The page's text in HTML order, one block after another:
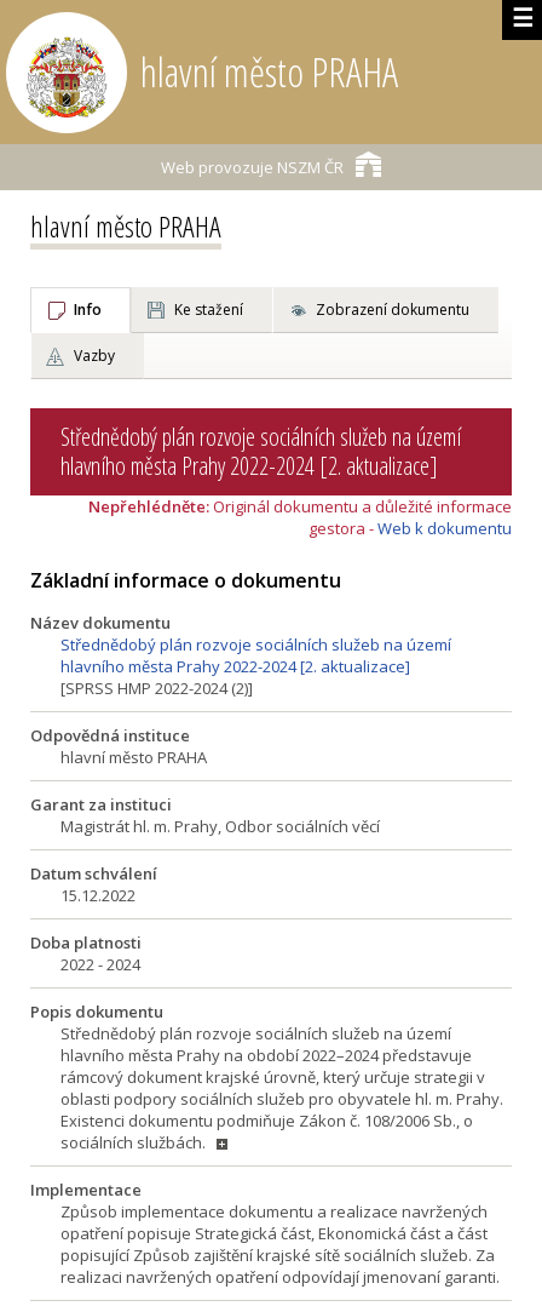
☰
hlavní město PRAHA
Web provozuje NSZM ČR
hlavní město PRAHA
Info Ke stažení Zobrazení dokumentu
Vazby
Střednědobý plán rozvoje sociálních služeb na území
hlavního města Prahy 2022-2024 [2. aktualizace]
Nepřehlédněte:Originál dokumentu a důležité informace
gestora -Web k dokumentu
Základní informace o dokumentu
Název dokumentu
Střednědobý plán rozvoje sociálních služeb na území
hlavního města Prahy 2022-2024 [2. aktualizace]
[SPRSS HMP 2022-2024 (2)]
Odpovědná instituce
hlavní město PRAHA
Garant za instituci
Magistrát hl. m. Prahy, Odbor sociálních věcí
Datum schválení
15.12.2022
Doba platnosti
2022 - 2024
Popis dokumentu
Střednědobý plán rozvoje sociálních služeb na území
hlavního města Prahy na období 2022–2024 představuje
rámcový dokument krajské úrovně, který určuje strategii v
oblasti podpory sociálních služeb pro obyvatele hl. m. Prahy.
Existenci dokumentu podmiňuje Zákon č. 108/2006 Sb., o
sociálních službách.
Implementace
Způsob implementace dokumentu a realizace navržených
opatření popisuje Strategická část, Ekonomická část a část
popisující Způsob zajištění krajské sítě sociálních služeb. Za
realizaci navržených opatření odpovídají jmenovaní garanti.